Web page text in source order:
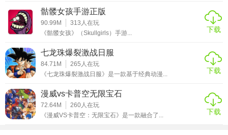
的方式吧，我们也是能够去体验十分不错的那种热血的感
受，参加非常刺激的比赛，感受比较另类的那种游戏的元素
以及它们的玩法，还有精致的游戏图形以及，比较简单的游
戏操作我们可以解锁很多形状的那种，不同的玩法，这样
的，真是令人兴奋呢，因为他就是一个特点，简直就有一种
目瞪口呆的感觉。
骷髅女孩手游正版
90.99M 313 人在玩
《骷髅女孩》（Skullgirls）手游...
下载
七龙珠爆裂激战日服
84.71M 265 人在玩
《七龙珠爆裂激战日服》是一款基于经典动漫...
下载
漫威vs卡普空无限宝石
72.64M 260 人在玩
《漫威VS卡普空：无限宝石》是一款融合了...
下载